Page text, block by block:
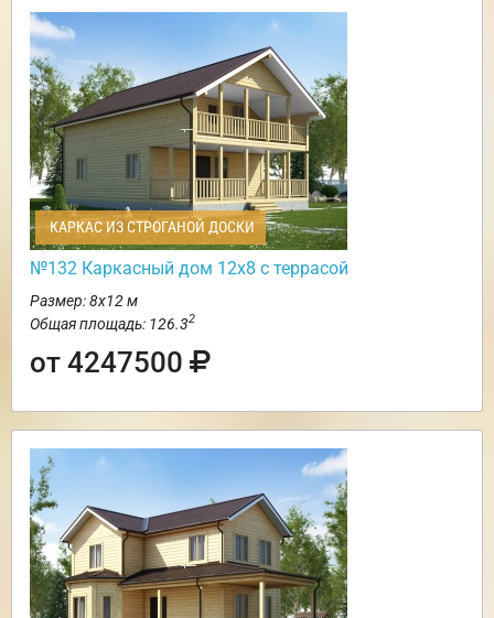
КАРКАС ИЗ СТРОГАНОЙ ДОСКИ
№132 Каркасный дом 12х8 с террасой
Размер: 8х12 м
Общая площадь: 126.32
от 4247500